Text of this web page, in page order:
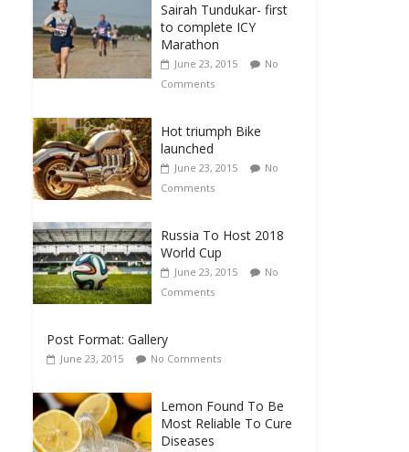
Sairah Tundukar- first
to complete ICY
Marathon
June 23, 2015
No
Comments
Hot triumph Bike
launched
June 23, 2015
No
Comments
Russia To Host 2018
World Cup
June 23, 2015
No
Comments
Post Format: Gallery
June 23, 2015 No Comments
Lemon Found To Be
Most Reliable To Cure
Diseases